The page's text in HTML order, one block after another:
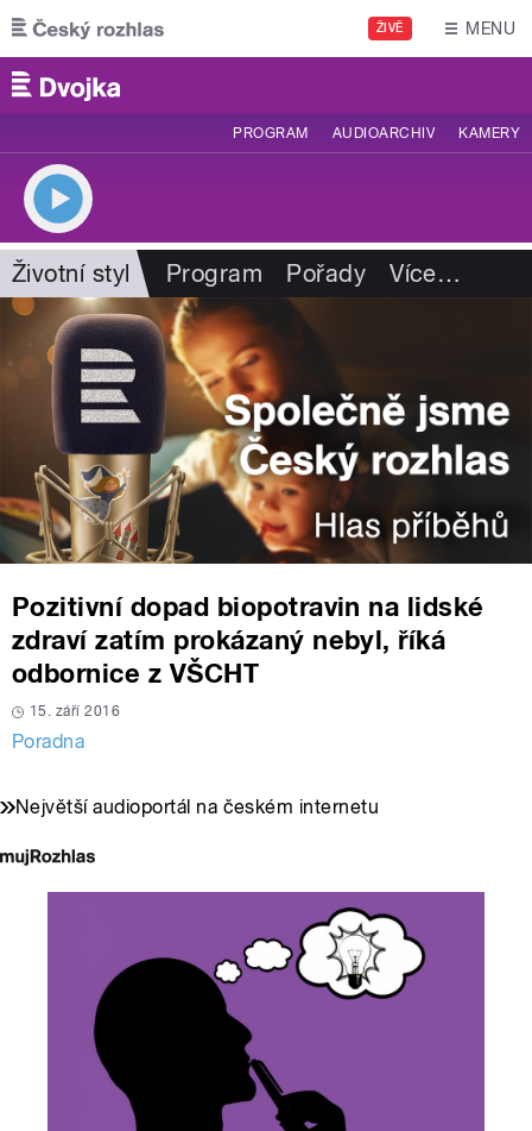
Přejít k hlavnímu obsahu
ŽIVĚ MENU
PROGRAM AUDIOARCHIV KAMERY
Životní styl Program Pořady Více…
Pozitivní dopad biopotravin na lidské
zdraví zatím prokázaný nebyl, říká
odbornice z VŠCHT
15. září 2016
Poradna
Největší audioportál na českém internetu